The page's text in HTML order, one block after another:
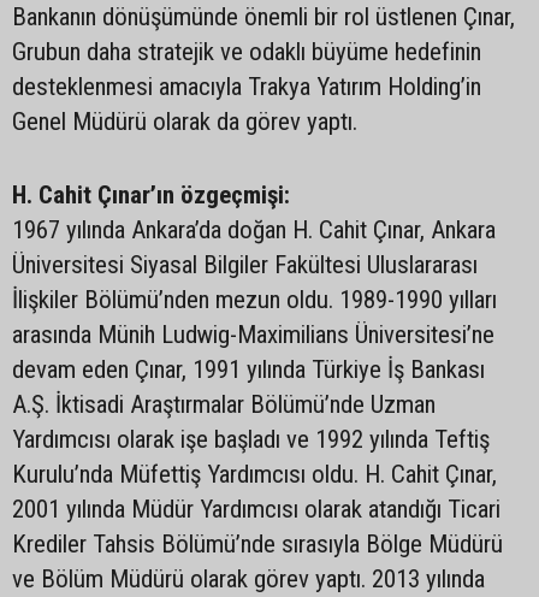
Bankanın dönüşümünde önemli bir rol üstlenen Çınar,
Grubun daha stratejik ve odaklı büyüme hedefinin
desteklenmesi amacıyla Trakya Yatırım Holding’in
Genel Müdürü olarak da görev yaptı.
H. Cahit Çınar’ın özgeçmişi:
1967 yılında Ankara’da doğan H. Cahit Çınar, Ankara
Üniversitesi Siyasal Bilgiler Fakültesi Uluslararası
İlişkiler Bölümü’nden mezun oldu. 1989-1990 yılları
arasında Münih Ludwig-Maximilians Üniversitesi’ne
devam eden Çınar, 1991 yılında Türkiye İş Bankası
A.Ş. İktisadi Araştırmalar Bölümü’nde Uzman
Yardımcısı olarak işe başladı ve 1992 yılında Teftiş
Kurulu’nda Müfettiş Yardımcısı oldu. H. Cahit Çınar,
2001 yılında Müdür Yardımcısı olarak atandığı Ticari
Krediler Tahsis Bölümü’nde sırasıyla Bölge Müdürü
ve Bölüm Müdürü olarak görev yaptı. 2013 yılında